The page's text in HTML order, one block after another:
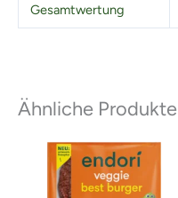
Gesamtwertung
Ähnliche Produkte